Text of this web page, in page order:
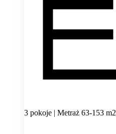
3 pokoje | Metraż 63-153 m2